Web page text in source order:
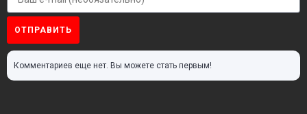
ОТПРАВИТЬ
Комментариев еще нет. Вы можете стать первым!